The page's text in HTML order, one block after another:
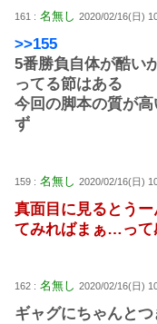
161 : 名無し 2020/02/16(日)
>>155
5番勝負自体が酷い
ってる節はある
今回の脚本の質が
ず
159 : 名無し 2020/02/16(日)
真面目に見るとう
てみればまぁ…って
162 : 名無し 2020/02/16(日)
ギャグにちゃんと